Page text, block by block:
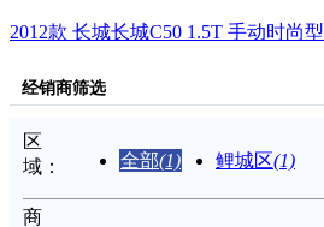
2012款 长城长城C50 1.5T 手动时尚型
经销商筛选
区
域：
全部(1) 鲤城区(1)
商